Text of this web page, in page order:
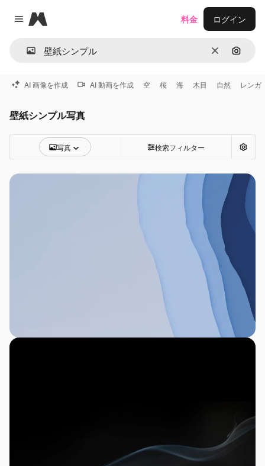
Close menu
Magnific
消去 画像で
料金 ログイン
AI 画像を作成 AI 動画を作成 空 桜 海 木目 自然 レンガ
壁紙シンプル写真
写真 検索フィルター